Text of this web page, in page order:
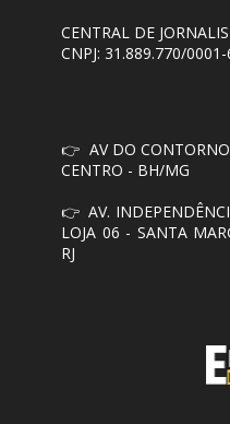
CENTRAL DE
CNPJ: 31.889.770/0001-
👉AV DO
CENTRO - BH/MG
👉 AV.
LOJA 06 - SANTA
RJ